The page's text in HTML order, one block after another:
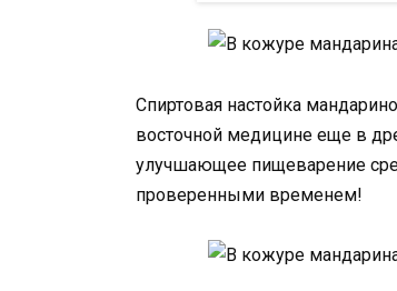
Спиртовая настойка
восточной медицине еще в
улучшающее пищеварение
проверенными временем!